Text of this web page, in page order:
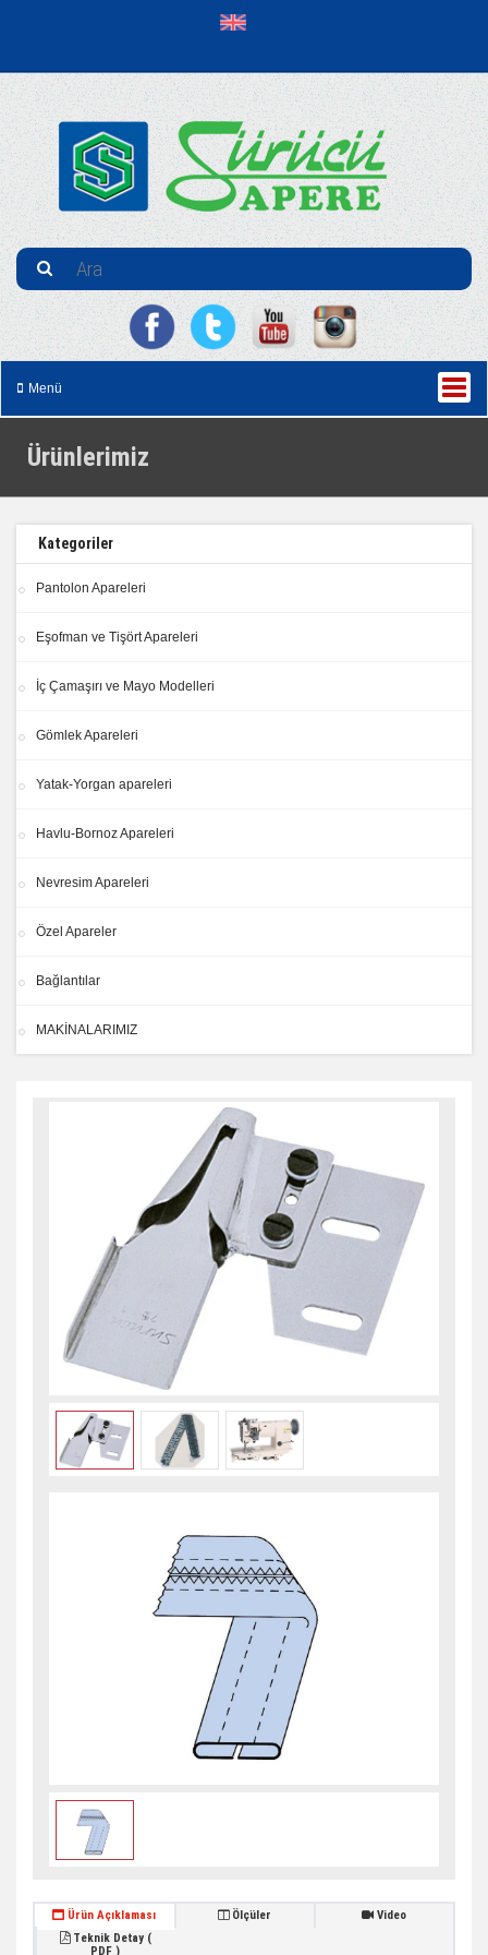
Menü
Ürünlerimiz
Kategoriler
Pantolon Apareleri
Eşofman ve Tişört Apareleri
İç Çamaşırı ve Mayo Modelleri
Gömlek Apareleri
Yatak-Yorgan apareleri
Havlu-Bornoz Apareleri
Nevresim Apareleri
Özel Apareler
Bağlantılar
MAKİNALARIMIZ
Ürün Açıklaması Ölçüler
Video
Teknik Detay (
PDF )